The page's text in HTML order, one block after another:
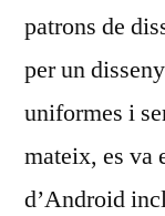
patrons de
per un
uniformes i
mateix, es va
d’Android